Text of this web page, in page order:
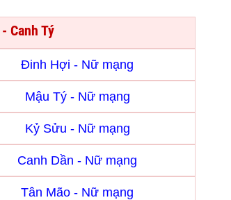
Canh Tý
Đinh Hợi - Nữ mạng
Mậu Tý - Nữ mạng
Kỷ Sửu - Nữ mạng
Canh Dần - Nữ mạng
Tân Mão - Nữ mạng